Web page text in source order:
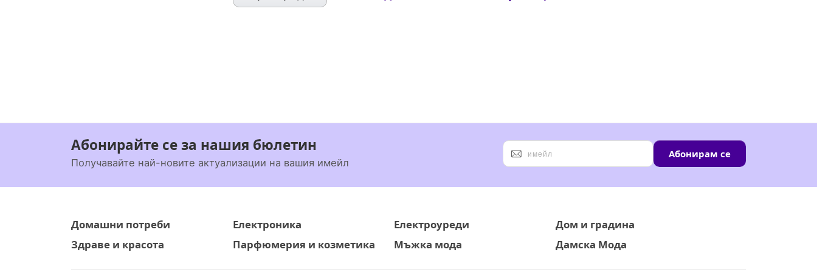
Абонирайте се за нашия бюлетин
Получавайте най-новите актуализации на вашия имейл
Абонирам се
Домашни потреби Електроника Електроуреди
Дом и градина
Здраве и красота
Парфюмерия и козметика Мъжка мода Дамска Мода